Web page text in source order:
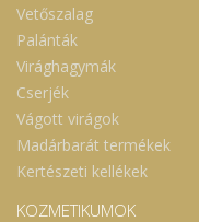
Vetőszalag
Palánták
Virághagymák
Cserjék
Vágott virágok
Madárbarát termékek
Kertészeti kellékek
KOZMETIKUMOK